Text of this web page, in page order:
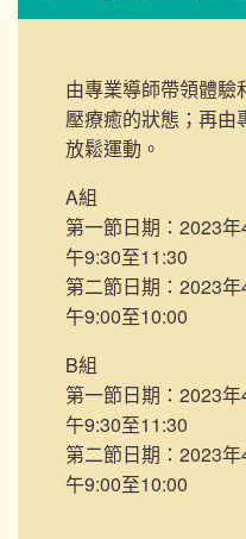
由專業導師帶領體驗
壓療癒的狀態；再由
放鬆運動。
A組
第一節日期：2023
午9:30至11:30
第二節日期：2023
午9:00至10:00
B組
第一節日期：2023
午9:30至11:30
第二節日期：2023
午9:00至10:00